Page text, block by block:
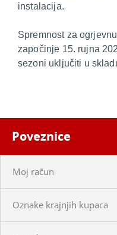
instalacija.
Spremnost za
započinje 15. rujna
sezoni uključiti u
Poveznice
Moj račun
Oznake krajnjih kupaca